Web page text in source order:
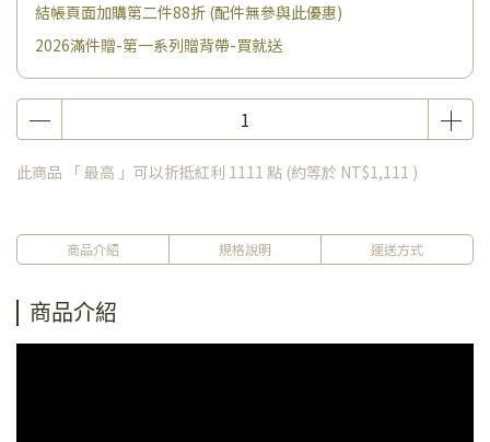
結帳頁面加購第二件88折 (配件無參與此優惠)
2026滿件贈-第一系列贈背帶-買就送
此商品 「 最高 」可以折抵紅利 1111 點 (約等於 NT$1,111 )
商品介紹 規格說明 運送方式
商品介紹